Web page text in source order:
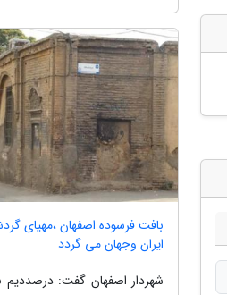
بافت فرسوده اصفهان ،مهیای
ایران وجهان می گردد
شهردار اصفهان گفت: درصددیم